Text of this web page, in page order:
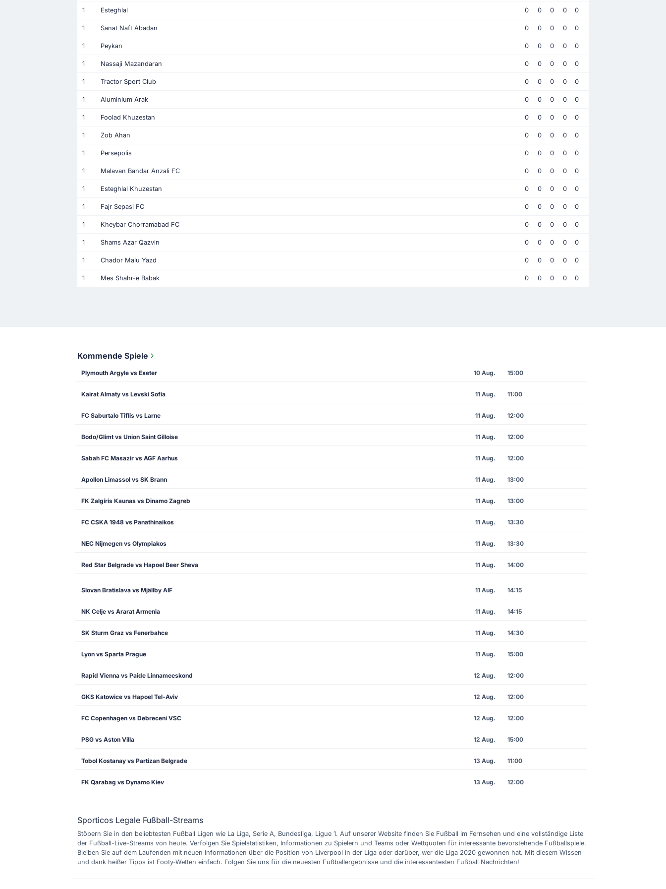
1 Esteghlal 0 0 0 0 0
1 Sanat Naft Abadan 0 0 0 0 0
1 Peykan 0 0 0 0 0
1 Nassaji Mazandaran 0 0 0 0 0
1 Tractor Sport Club 0 0 0 0 0
1 Aluminium Arak 0 0 0 0 0
1 Foolad Khuzestan 0 0 0 0 0
1 Zob Ahan 0 0 0 0 0
1 Persepolis 0 0 0 0 0
1 Malavan Bandar Anzali FC 0 0 0 0 0
1 Esteghlal Khuzestan 0 0 0 0 0
1 Fajr Sepasi FC 0 0 0 0 0
1 Kheybar Chorramabad FC 0 0 0 0 0
1 Shams Azar Qazvin 0 0 0 0 0
1 Chador Malu Yazd 0 0 0 0 0
1 Mes Shahr-e Babak 0 0 0 0 0
Kommende Spiele
Plymouth Argyle vs Exeter 10 Aug. 15:00
Kairat Almaty vs Levski Sofia 11 Aug. 11:00
FC Saburtalo Tiflis vs Larne 11 Aug. 12:00
Bodo/Glimt vs Union Saint Gilloise 11 Aug. 12:00
Sabah FC Masazir vs AGF Aarhus 11 Aug. 12:00
Apollon Limassol vs SK Brann 11 Aug. 13:00
FK Zalgiris Kaunas vs Dinamo Zagreb 11 Aug. 13:00
FC CSKA 1948 vs Panathinaikos 11 Aug. 13:30
NEC Nijmegen vs Olympiakos 11 Aug. 13:30
Red Star Belgrade vs Hapoel Beer Sheva 11 Aug. 14:00
Slovan Bratislava vs Mjällby AIF 11 Aug. 14:15
NK Celje vs Ararat Armenia 11 Aug. 14:15
SK Sturm Graz vs Fenerbahce 11 Aug. 14:30
Lyon vs Sparta Prague 11 Aug. 15:00
Rapid Vienna vs Paide Linnameeskond 12 Aug. 12:00
GKS Katowice vs Hapoel Tel-Aviv 12 Aug. 12:00
FC Copenhagen vs Debreceni VSC 12 Aug. 12:00
PSG vs Aston Villa 12 Aug. 15:00
Tobol Kostanay vs Partizan Belgrade 13 Aug. 11:00
FK Qarabag vs Dynamo Kiev 13 Aug. 12:00
Sporticos Legale Fußball-Streams
Stöbern Sie in den beliebtesten Fußball Ligen wie La Liga, Serie A, Bundesliga, Ligue 1. Auf unserer Website finden Sie Fußball im Fernsehen und eine vollständige Liste
der Fußball-Live-Streams von heute. Verfolgen Sie Spielstatistiken, Informationen zu Spielern und Teams oder Wettquoten für interessante bevorstehende Fußballspiele.
Bleiben Sie auf dem Laufenden mit neuen Informationen über die Position von Liverpool in der Liga oder darüber, wer die Liga 2020 gewonnen hat. Mit diesem Wissen
und dank heißer Tipps ist Footy-Wetten einfach. Folgen Sie uns für die neuesten Fußballergebnisse und die interessantesten Fußball Nachrichten!